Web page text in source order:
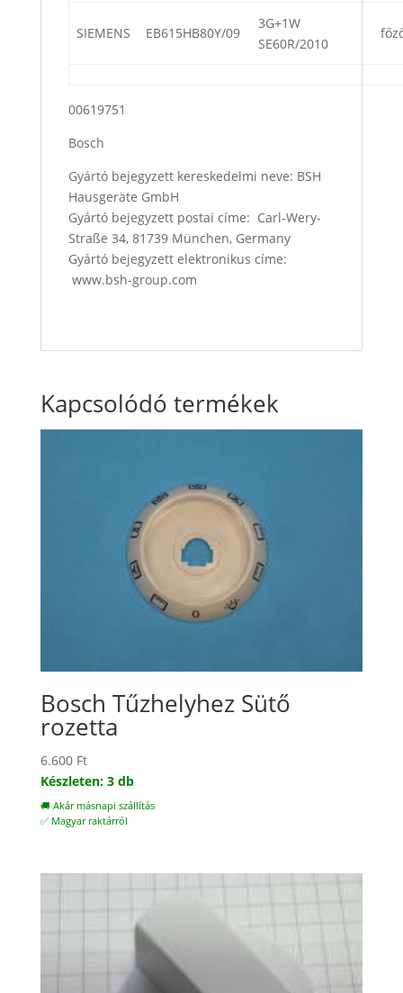
SIEMENS EB615HB80Y/09
3G+1W
SE60R/2010
00619751
Bosch
Gyártó bejegyzett kereskedelmi neve: BSH
Hausgeräte GmbH
Gyártó bejegyzett postai címe: Carl-Wery-
Straße 34, 81739 München, Germany
Gyártó bejegyzett elektronikus címe:
www.bsh-group.com
Kapcsolódó termékek
Bosch Tűzhelyhez Sütő
rozetta
6.600 Ft
Készleten: 3 db
🚚 Akár másnapi szállítás
✅ Magyar raktárról